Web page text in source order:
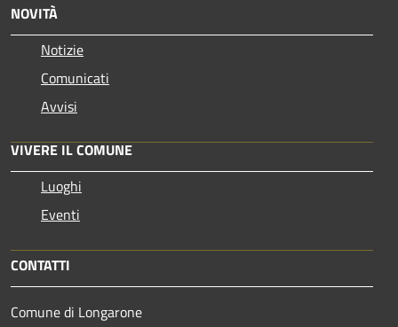
NOVITÀ
Notizie
Comunicati
Avvisi
VIVERE IL COMUNE
Luoghi
Eventi
CONTATTI
Comune di Longarone